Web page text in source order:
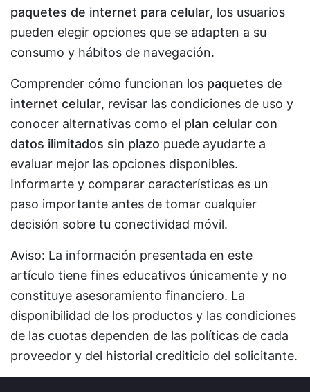
paquetes de internet para celular, los usuarios
pueden elegir opciones que se adapten a su
consumo y hábitos de navegación.
Comprender cómo funcionan los paquetes de
internet celular, revisar las condiciones de uso y
conocer alternativas como el plan celular con
datos ilimitados sin plazo puede ayudarte a
evaluar mejor las opciones disponibles.
Informarte y comparar características es un
paso importante antes de tomar cualquier
decisión sobre tu conectividad móvil.
Aviso: La información presentada en este
artículo tiene fines educativos únicamente y no
constituye asesoramiento financiero. La
disponibilidad de los productos y las condiciones
de las cuotas dependen de las políticas de cada
proveedor y del historial crediticio del solicitante.